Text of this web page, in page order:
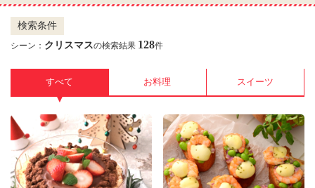
検索条件
シーン： クリスマスの検索結果 128件
すべて
▼
お料理 スイーツ